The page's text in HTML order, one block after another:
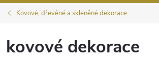
Kovové, dřevěné a skleněné dekorace
kovové dekorace